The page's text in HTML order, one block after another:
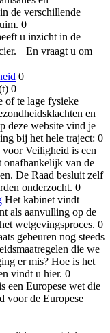
de verschillende
0
u inzicht in de
En vraagt u om
0
0
of te lage fysieke
en
deze website vind je
bij het hele traject: 0
Veiligheid is een
onafhankelijk van de
De Raad besluit zelf
onderzocht. 0
Het kabinet vindt
als aanvulling op de
wetgevingsproces. 0
gebeuren nog steeds
die we
er mis? Hoe is het
vindt u hier. 0
een Europese wet die
voor de Europese